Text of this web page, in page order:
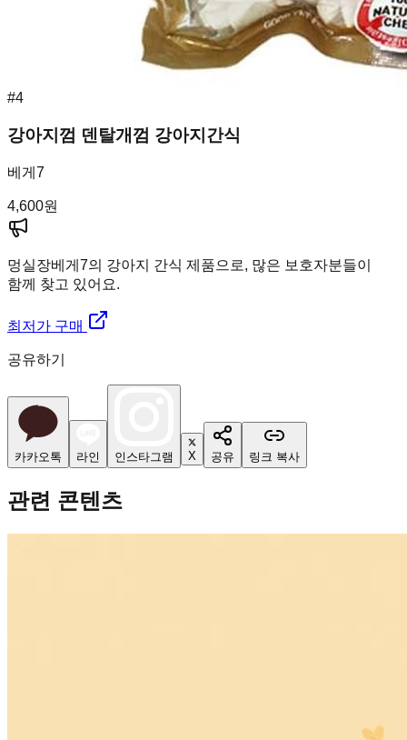
#4
강아지껌 덴탈개껌 강아지간식
베게7
4,600원
멍실장베게7의 강아지 간식 제품으로, 많은 보호자분들이
함께 찾고 있어요.
최저가 구매
공유하기
카카오톡 라인 인스타그램 X 공유 링크 복사
관련 콘텐츠